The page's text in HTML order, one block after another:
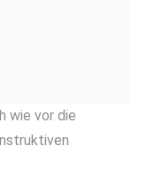
wie vor die